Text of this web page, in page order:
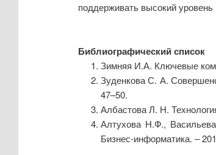
поддерживать высокий
Библиографический список
Зимняя И.А. Ключевые
Зуденкова С. А.
47–50.
Албастова Л. Н.
Алтухова Н.Ф.,
Бизнес-информатика. –